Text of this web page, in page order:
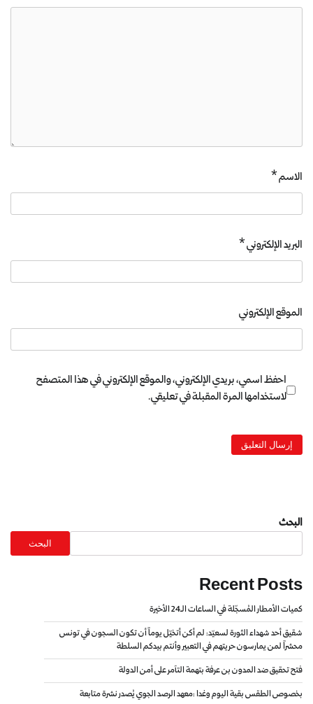
الاسم*
البريد الإلكتروني*
الموقع الإلكتروني
احفظ اسمي، بريدي الإلكتروني، والموقع الإلكتروني في هذا المتصفح
لاستخدامها المرة المقبلة في تعليقي.
البحث
البحث
Recent Posts
كميات الأمطار المُسجّلة في الساعات الـ24 الأخيرة
شقيق أحد شهداء الثورة لسعيّد: لم أكن أتخيّل يوماً أن تكون السجون في تونس
محشراً لمن يمارسون حريتهم في التعبير وأنتم بيدكم السلطة
فتح تحقيق ضد المدون بن عرفة بتهمة التآمر على أمن الدولة
بخصوص الطقس بقية اليوم وغدا :معهد الرصد الجوي يُصدر نشرة متابعة